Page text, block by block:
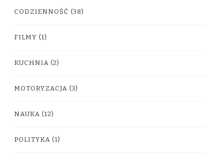
CODZIENNOŚĆ (38)
FILMY (1)
KUCHNIA (2)
MOTORYZACJA (3)
NAUKA (12)
POLITYKA (1)